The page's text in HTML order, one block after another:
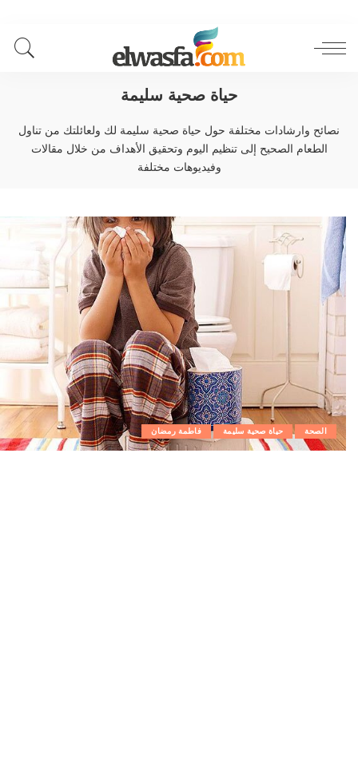
حياة صحية سليمة
نصائح وارشادات مختلفة حول حياة صحية سليمة لك ولعائلتك من تناول
الطعام الصحيح إلى تنظيم اليوم وتحقيق الأهداف من خلال مقالات
وفيديوهات مختلفة
الصحة حياة صحية سليمة فاطمة رمضان